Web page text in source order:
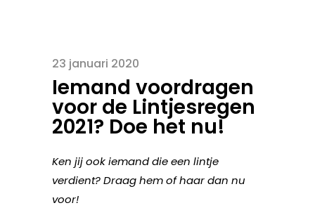
23 januari 2020
Iemand voordragen
voor de Lintjesregen
2021? Doe het nu!
Ken jij ook iemand die een lintje
verdient? Draag hem of haar dan nu
voor!